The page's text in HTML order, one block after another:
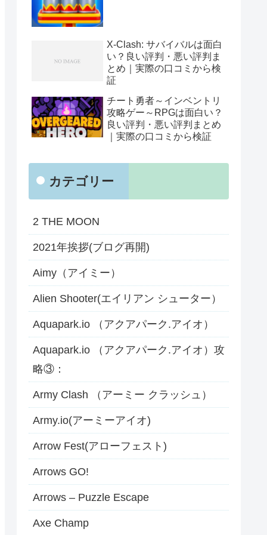
X-Clash: サバイバルは面白
い？良い評判・悪い評判ま
とめ｜実際の口コミから検
証
チート勇者～インベントリ
攻略ゲー～RPGは面白い？
良い評判・悪い評判まとめ
｜実際の口コミから検証
カテゴリー
2 THE MOON
2021年挨拶(ブログ再開)
Aimy（アイミー）
Alien Shooter(エイリアン シューター）
Aquapark.io （アクアパーク.アイオ）
Aquapark.io （アクアパーク.アイオ）攻
略③：
Army Clash （アーミー クラッシュ）
Army.io(アーミーアイオ)
Arrow Fest(アローフェスト)
Arrows GO!
Arrows – Puzzle Escape
Axe Champ